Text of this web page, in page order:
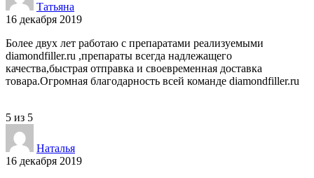
Татьяна
16 декабря 2019
Более двух лет работаю с препаратами реализуемыми
diamondfiller.ru ,препараты всегда надлежащего
качества,быстрая отправка и своевременная доставка
товара.Огромная благодарность всей команде diamondfiller.ru
5 из 5
Наталья
16 декабря 2019